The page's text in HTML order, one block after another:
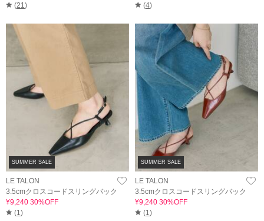
(21)
(4)
SUMMER SALE
LE TALON
3.5cmクロスコードスリングバック
¥9,240 30%OFF
(1 )
SUMMER SALE
LE TALON
3.5cmクロスコードスリングバック
¥9,240 30%OFF
(1 )